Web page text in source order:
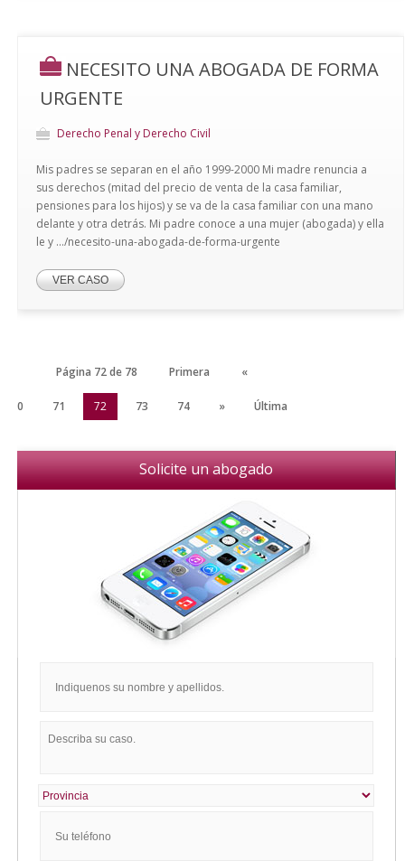
NECESITO UNA ABOGADA DE FORMA
URGENTE
Derecho Penal y Derecho Civil
Mis padres se separan en el año 1999-2000 Mi madre renuncia a
sus derechos (mitad del precio de venta de la casa familiar,
pensiones para los hijos) y se va de la casa familiar con una mano
delante y otra detrás. Mi padre conoce a una mujer (abogada) y ella
le y .../necesito-una-abogada-de-forma-urgente
VER CASO
Página 72 de 78 Primera «
70 71 72 73 74 » Última
Solicite un abogado